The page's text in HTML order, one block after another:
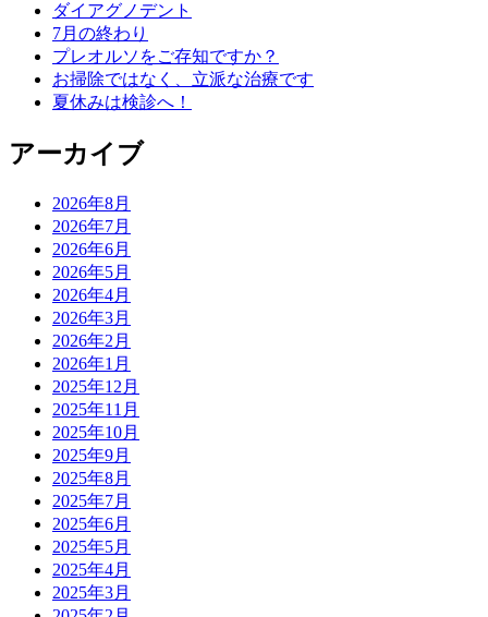
ダイアグノデント
7月の終わり
プレオルソをご存知ですか？
お掃除ではなく、立派な治療です
夏休みは検診へ！
アーカイブ
2026年8月
2026年7月
2026年6月
2026年5月
2026年4月
2026年3月
2026年2月
2026年1月
2025年12月
2025年11月
2025年10月
2025年9月
2025年8月
2025年7月
2025年6月
2025年5月
2025年4月
2025年3月